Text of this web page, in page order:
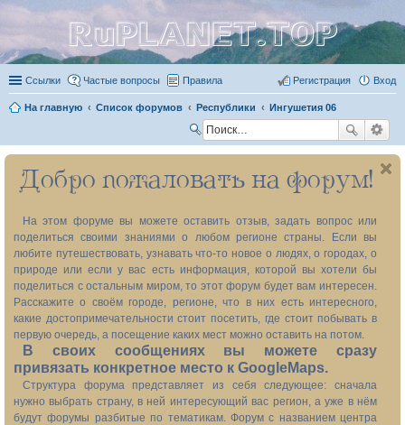
RuPLANET.TOP
Ссылки Частые вопросы Правила Вход
Регистрация
На главную Список форумов Республики Ингушетия 06
ск
Добро пожаловать на форум!
На этом форуме вы можете оставить отзыв, задать вопрос или
поделиться своими знаниями о любом регионе страны. Если вы
любите путешествовать, узнавать что-то новое о людях, о городах, о
природе или если у вас есть информация, которой вы хотели бы
поделиться с остальным миром, то этот форум будет вам интересен.
Расскажите о своём городе, регионе, что в них есть интересного,
какие достопримечательности стоит посетить, где стоит побывать в
первую очередь, а посещение каких мест можно оставить на потом.
В своих сообщениях вы можете сразу
привязать конкретное место к GoogleMaps.
Структура форума представляет из себя следующее: сначала
нужно выбрать страну, в ней интересующий вас регион, а уже в нём
будут форумы разбитые по тематикам. Форум с названием центра